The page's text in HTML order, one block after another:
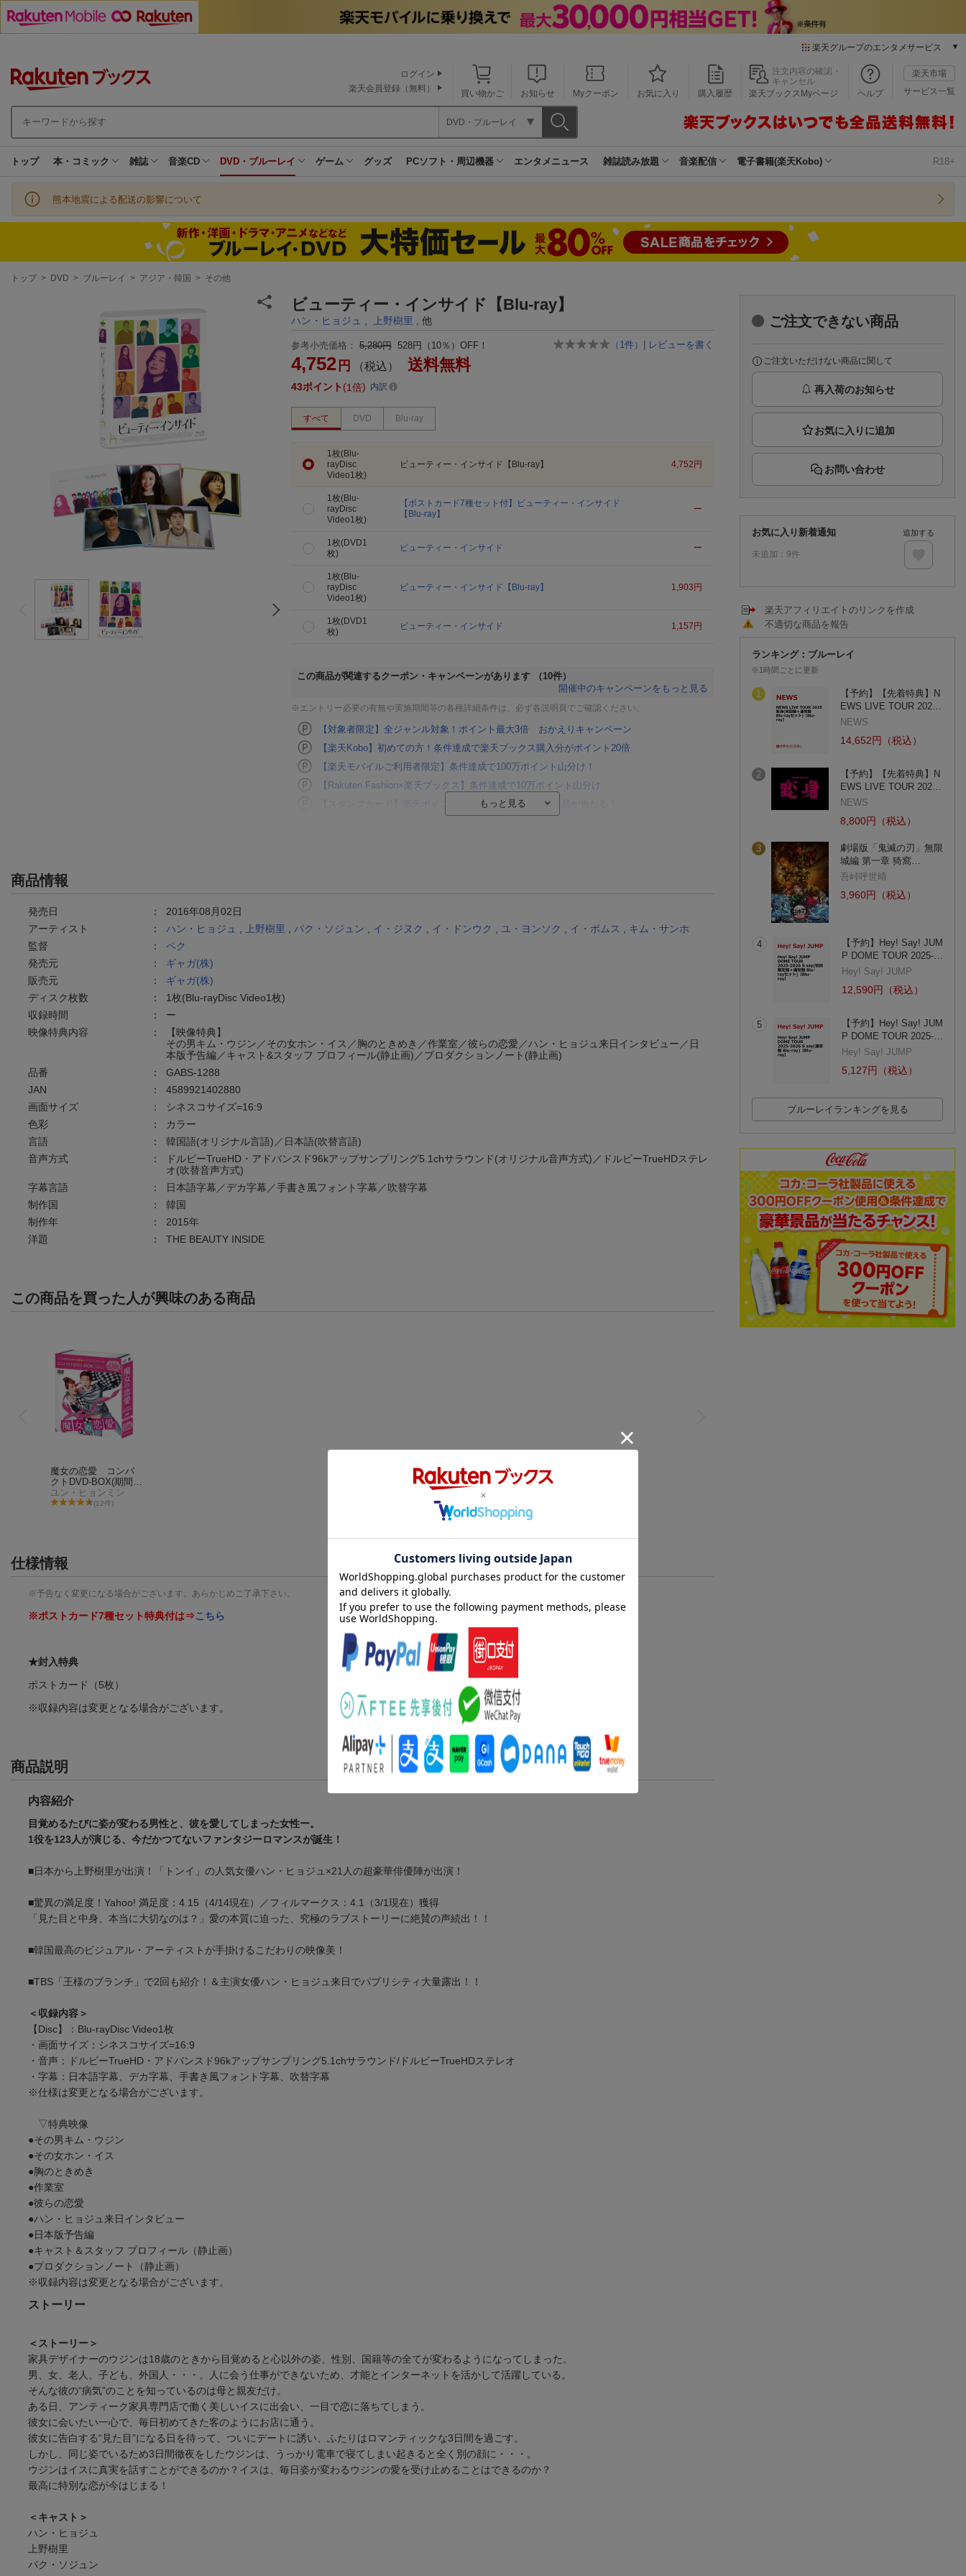
楽天グループのエンタメサービス
本/ゲーム/CD/DVD
楽天ブックス
楽天Kobo
楽天チケット
エンタメニュース
推し楽
買い物かご お知らせ Myクーポン お気に入り 購入履歴
注文内容の確認・
キャンセル
楽天ブックスMyページ
ヘルプ
楽天市場
サービス一覧
ログイン
楽天会員登録（無料）
DVD・ブルーレイ
トップ 本・コミック 雑誌 音楽CD DVD・ブルーレイ ゲーム グッズ PCソフト・周辺機器 エンタメニュース 雑誌読み放題 音楽配信 電子書籍(楽天Kobo) R18+
熊本地震による配送の影響について
現
トップ > DVD > ブルーレイ > アジア・韓国 > その他
ビューティー・インサイド【Blu-ray】
ハン・ヒョジュ 上野樹里 , 他
（ 1件） | レビューを書く
参考小売価格： 5,280円 528円（10％）OFF！
4,752 円 （税込） 送料無料
43ポイント 1倍 内訳
すべて DVD Blu-ray
1枚(Blu-
rayDisc
Video1枚)
ビューティー・インサイド【Blu-ray】 4,752 円
1枚(Blu-
rayDisc
Video1枚)
【ポストカード7種セット付】ビューティー・インサイド
【Blu-ray】
ー
1枚(DVD1
枚)
ビューティー・インサイド ー
1枚(Blu-
rayDisc
Video1枚)
ビューティー・インサイド【Blu-ray】 1,903 円
1枚(DVD1
枚)
ビューティー・インサイド 1,157 円
この商品が関連するクーポン・キャンペーンがあります
（10件）
開催中のキャンペーンをもっと見る
※エントリー必要の有無や実施期間等の各種詳細条件は、必ず各説明頁でご確認ください。
【対象者限定】全ジャンル対象！ポイント最大3倍 おかえりキャンペーン
【楽天Kobo】初めての方！条件達成で楽天ブックス購入分がポイント20倍
【楽天モバイルご利用者限定】条件達成で100万ポイント山分け！
【Rakuten Fashion×楽天ブックス】条件達成で10万ポイント山分け
【スタンプカード】楽天ポイントもらえる＆抽選で豪華景品が当たる！
商品情報
発売日 ： 2016年08月02日
アーティスト
： ハン・ヒョジュ 上野樹里 パク・ソジュン イ・ジヌク イ・ドンウク ユ・ヨンソク イ・ボムス
キム・サンホ
監督
： ペク
発売元
： ギャガ(株)
販売元
： ギャガ(株)
ディスク枚数
： 1枚(Blu-rayDisc Video1枚)
収録時間
： ー
映像特典内容
：
【映像特典】
その男キム・ウジン／その女ホン・イス／胸のときめき／作業室／彼らの恋愛／ハン・ヒョジュ来日インタビュー／日
本版予告編／キャスト&スタッフ プロフィール(静止画)／プロダクションノート(静止画)
品番
： GABS-1288
JAN
： 4589921402880
画面サイズ
：
シネスコサイズ=16:9
色彩
：
カラー
言語
： 韓国語(オリジナル言語)／日本語(吹替言語)
音声方式
：
ドルビーTrueHD・アドバンスド96kアップサンプリング5.1chサラウンド(オリジナル音声方式)／ドルビーTrueHDステレ
オ(吹替音声方式)
字幕言語
：
日本語字幕／デカ字幕／手書き風フォント字幕／吹替字幕
制作国
： 韓国
制作年
： 2015年
洋題
： THE BEAUTY INSIDE
この商品を買った人が興味のある商品
魔女の恋愛 コンパ
クトDVD-BOX(期間限
定スペシャルプライ
ス版)
ユン・ヒョンミン
(12件)
魔女の恋愛 コンパ
クトDVD-BOX(期間限
定スペシャルプライ
ス版)
ユン・ヒョンミン
(12件)
仕様情報
※予告なく変更になる場合がございます。あらかじめご了承下さい。
※ポストカード7種セット特典付は⇒こちら
★封入特典
ポストカード（5枚）
※収録内容は変更となる場合がございます。
商品説明
内容紹介
目覚めるたびに姿が変わる男性と、彼を愛してしまった女性ー。
1役を123人が演じる、今だかつてないファンタジーロマンスが誕生！
■日本から上野樹里が出演！「トンイ」の人気女優ハン・ヒョジュ×21人の超豪華俳優陣が出演！
■驚異の満足度！Yahoo! 満足度：4.15（4/14現在）／フィルマークス：4.1（3/1現在）獲得
「見た目と中身、本当に大切なのは？」愛の本質に迫った、究極のラブストーリーに絶賛の声続出！！
■韓国最高のビジュアル・アーティストが手掛けるこだわりの映像美！
■TBS「王様のブランチ」で2回も紹介！＆主演女優ハン・ヒョジュ来日でパブリシティ大量露出！！
＜収録内容＞
【Disc】：Blu-rayDisc Video1枚
・画面サイズ：シネスコサイズ=16:9
・音声：ドルビーTrueHD・アドバンスド96kアップサンプリング5.1chサラウンド/ドルビーTrueHDステレオ
・字幕：日本語字幕、デカ字幕、手書き風フォント字幕、吹替字幕
※仕様は変更となる場合がございます。
▽特典映像
●その男キム・ウジン
●その女ホン・イス
●胸のときめき
●作業室
●彼らの恋愛
●ハン・ヒョジュ来日インタビュー
●日本版予告編
●キャスト＆スタッフ プロフィール（静止画）
●プロダクションノート（静止画）
※収録内容は変更となる場合がございます。
ストーリー
＜ストーリー＞
家具デザイナーのウジンは18歳のときから目覚めると心以外の姿、性別、国籍等の全てが変わるようになってしまった。
男、女、老人、子ども、外国人・・・。人に会う仕事ができないため、才能とインターネットを活かして活躍している。
そんな彼の“病気”のことを知っているのは母と親友だけ。
ある日、アンティーク家具専門店で働く美しいイスに出会い、一目で恋に落ちてしまう。
彼女に会いたい一心で、毎日初めてきた客のようにお店に通う。
彼女に告白する“見た目”になる日を待って、ついにデートに誘い、ふたりはロマンティックな3日間を過ごす。
しかし、同じ姿でいるため3日間徹夜をしたウジンは、うっかり電車で寝てしまい起きると全く別の顔に・・・。
ウジンはイスに真実を話すことができるのか？イスは、毎日姿が変わるウジンの愛を受け止めることはできるのか？
最高に特別な恋が今はじまる！
＜キャスト＞
ハン・ヒョジュ
上野樹里
パク・ソジュン
ご注文できない商品
ご注文いただけない商品に関して
再入荷のお知らせ
お問い合わせ
お気に入り新着通知
未追加： 9件
追加する
楽天アフィリエイトのリンクを作成
不適切な商品を報告
ランキング：ブルーレイ
※1時間ごとに更新
1
【予約】【先着特典】N
EWS LIVE TOUR 202…
NEWS
14,652円（税込）
2
【予約】【先着特典】N
EWS LIVE TOUR 202…
NEWS
8,800円（税込）
3
劇場版「鬼滅の刃」無限
城編 第一章 猗窩…
吾峠呼世晴
3,960円（税込）
4
【予約】Hey! Say! JUM
P DOME TOUR 2025-…
Hey! Say! JUMP
12,590円（税込）
5
【予約】Hey! Say! JUM
P DOME TOUR 2025-…
Hey! Say! JUMP
5,127円（税込）
ブルーレイランキングを見る